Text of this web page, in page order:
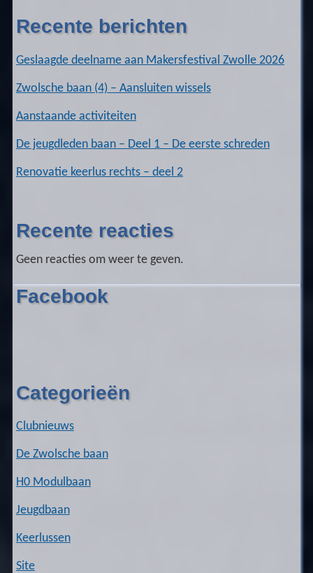
Recente berichten
Geslaagde deelname aan Makersfestival Zwolle 2026
Zwolsche baan (4) – Aansluiten wissels
Aanstaande activiteiten
De jeugdleden baan – Deel 1 – De eerste schreden
Renovatie keerlus rechts – deel 2
Recente reacties
Geen reacties om weer te geven.
Facebook
Categorieën
Clubnieuws
De Zwolsche baan
H0 Modulbaan
Jeugdbaan
Keerlussen
Site